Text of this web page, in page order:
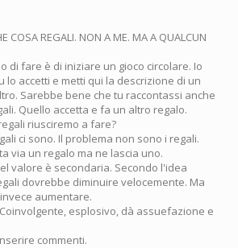
COSA REGALI. NON A ME. MA A QUALCUN
di fare è di iniziare un gioco circolare. Io
lo accetti e metti qui la descrizione di un
Sarebbe bene che tu raccontassi anche
Quello accetta e fa un altro regalo.
riusciremo a fare?
ci sono. Il problema non sono i regali.
via un regalo ma ne lascia uno.
valore è secondaria. Secondo l'idea
dovrebbe diminuire velocemente. Ma
aumentare.
esplosivo, dà assuefazione e
commenti.